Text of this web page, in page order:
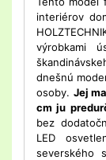
interiérov
výrobkami
dnešnú
osoby. Jej
cm ju
bez
LED
severského